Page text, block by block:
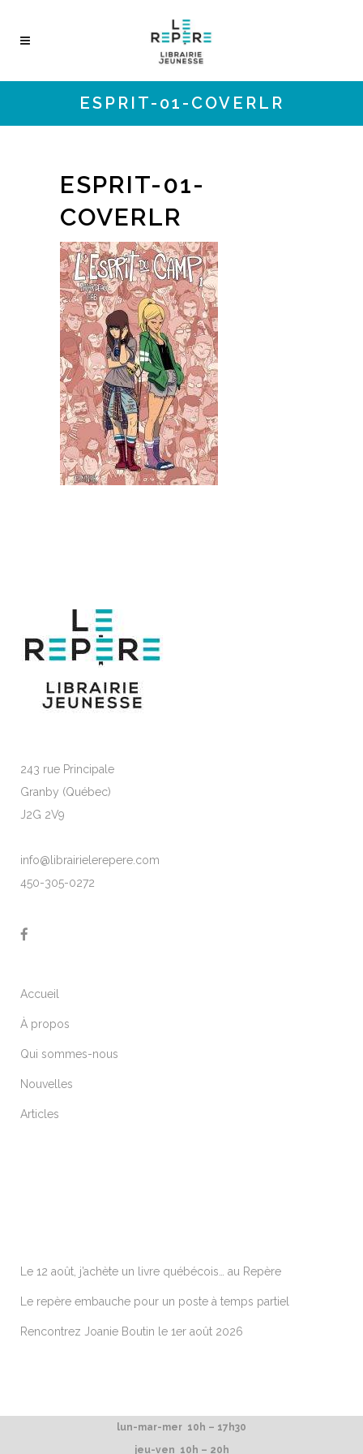
ESPRIT-01-COVERLR
ESPRIT-01-
COVERLR
243 rue Principale
Granby (Québec)
J2G 2V9
info@librairielerepere.com
450-305-0272
Accueil
À propos
Qui sommes-nous
Nouvelles
Articles
Le 12 août, j’achète un livre québécois… au Repère
Le repère embauche pour un poste à temps partiel
Rencontrez Joanie Boutin le 1er août 2026
lun-mar-mer 10h – 17h30
jeu-ven 10h – 20h